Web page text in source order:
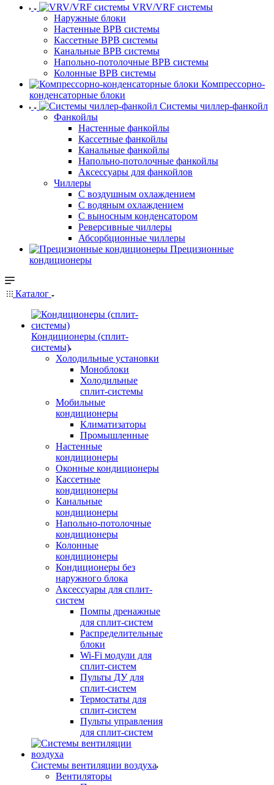
VRV/VRF системы
Наружные блоки
Настенные ВРВ системы
Кассетные ВРВ системы
Канальные ВРВ системы
Напольно-потолочные ВРВ системы
Колонные ВРВ системы
Компрессорно-
конденсаторные блоки
Системы чиллер-фанкойл
Фанкойлы
Настенные фанкойлы
Кассетные фанкойлы
Канальные фанкойлы
Напольно-потолочные фанкойлы
Аксессуары для фанкойлов
Чиллеры
С воздушным охлаждением
С водяным охлаждением
С выносным конденсатором
Реверсивные чиллеры
Абсорбционные чиллеры
Прецизионные
кондиционеры
Каталог
Кондиционеры (сплит-
системы)
Холодильные установки
Моноблоки
Холодильные
сплит-системы
Мобильные
кондиционеры
Климатизаторы
Промышленные
Настенные
кондиционеры
Оконные кондиционеры
Кассетные
кондиционеры
Канальные
кондиционеры
Напольно-потолочные
кондиционеры
Колонные
кондиционеры
Кондиционеры без
наружного блока
Аксессуары для сплит-
систем
Помпы дренажные
для сплит-систем
Распределительные
блоки
Wi-Fi модули для
сплит-систем
Пульты ДУ для
сплит-систем
Термостаты для
сплит-систем
Пульты управления
для сплит-систем
Системы вентиляции воздуха
Вентиляторы